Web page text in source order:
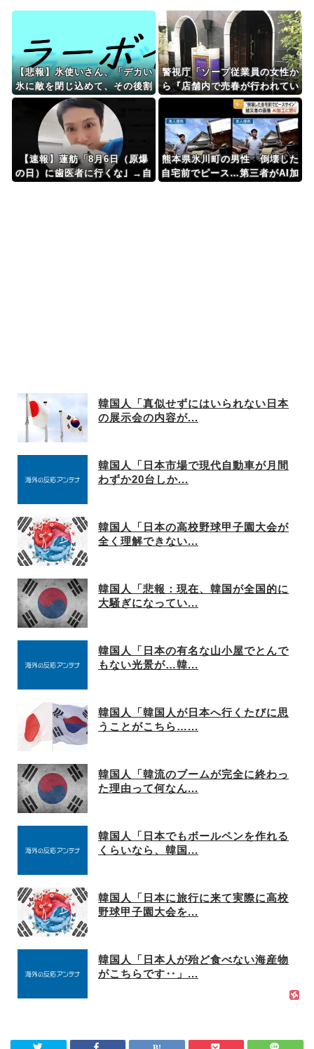
Powered by livedoor 相互RSS
【悲報】氷使いさん、「デカい
氷に敵を閉じ込めて、その後割
る」くらいしか技が無い……
警視庁「ソープ従業員の女性か
ら『店舗内で売春が行われてい
る』との通報があった」→関係
者芋づる逮捕・・・
【速報】蓮舫「8月6日（原爆
の日）に歯医者に行くな｣ →自
熊本県氷川町の男性 倒壊した
自宅前でピース…第三者がAI加
韓国人「真似せずにはいられない日本
の展示会の内容が...
韓国人「日本市場で現代自動車が月間
わずか20台しか...
韓国人「日本の高校野球甲子園大会が
全く理解できない...
韓国人「悲報：現在、韓国が全国的に
大騒ぎになってい...
韓国人「日本の有名な山小屋でとんで
もない光景が…韓...
韓国人「韓国人が日本へ行くたびに思
うことがこちら…...
韓国人「韓流のブームが完全に終わっ
た理由って何なん...
韓国人「日本でもボールペンを作れる
くらいなら、韓国...
韓国人「日本に旅行に来て実際に高校
野球甲子園大会を...
韓国人「日本人が殆ど食べない海産物
がこちらです‥」...